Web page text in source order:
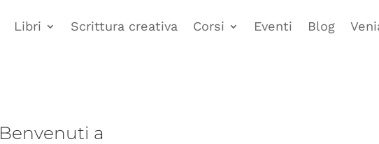
Libri Scrittura creativa Corsi Eventi Blog
Benvenuti a